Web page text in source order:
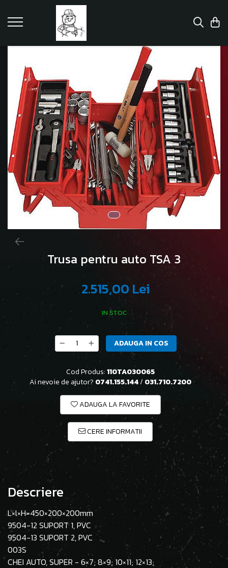
Trusa pentru auto TSA 3
2.515,00 Lei
IN STOC
ADAUGA IN COS
Cod Produs:110TA030065
Ai nevoie de ajutor? 0741.155.144/ 031.710.7200
ADAUGA LA FAVORITE
CERE INFORMATII
Descriere
L×l×H=450×200×200mm
9504-12 SUPORT 1, PVC
9504-13 SUPORT 2, PVC
003S
CHEI AUTO, SUPER - 6×7; 8×9; 10×11; 12×13;